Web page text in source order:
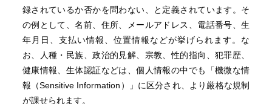
録されているか否かを問わない、と定義されています。そ
の例として、名前、住所、メールアドレス、電話番号、生
年月日、支払い情報、位置情報などが挙げられます。な
お、人種・民族、政治的見解、宗教、性的指向、犯罪歴、
健康情報、生体認証などは、個人情報の中でも「機微な情
報（Sensitive Information）」に区分され、より厳格な規制
が課せられます。